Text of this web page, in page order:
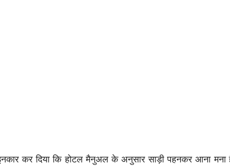
कर दिया कि होटल मैनुअल के अनुसार साड़ी पहनकर आना मना